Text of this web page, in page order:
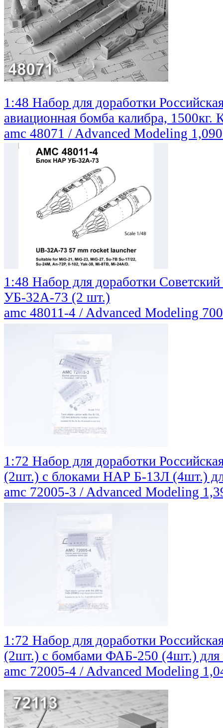
1:48 Набор для доработки
авиационная бомба калибра,
amc 48071 / Advanced Modeling
1:48 Набор для доработки
УБ-32А-73 (2 шт.)
amc 48011-4 / Advanced Modeling
1:72 Набор для доработки
(2шт.) с блоками НАР Б-13Л (4шт.)
amc 72005-3 / Advanced Modeling
1:72 Набор для доработки
(2шт.) с бомбами ФАБ-250 (4шт.) для
amc 72005-4 / Advanced Modeling